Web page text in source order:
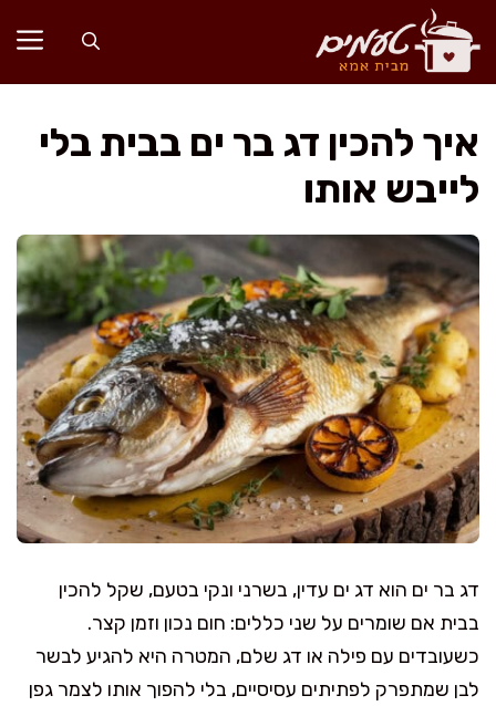
לדלג
לתוכן
איך להכין דג בר ים בבית בלי
לייבש אותו
דג בר ים הוא דג ים עדין, בשרני ונקי בטעם, שקל להכין
בבית אם שומרים על שני כללים: חום נכון וזמן קצר.
כשעובדים עם פילה או דג שלם, המטרה היא להגיע לבשר
לבן שמתפרק לפתיתים עסיסיים, בלי להפוך אותו לצמר גפן